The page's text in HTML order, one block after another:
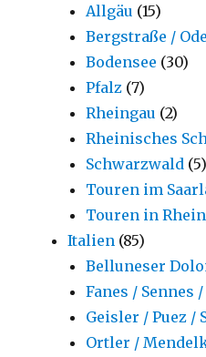
Allgäu (15)
Bergstraße /
Bodensee (30)
Pfalz (7)
Rheingau (2)
Rheinisches
Schwarzwald (5)
Touren im
Touren in
Italien (85)
Belluneser
Fanes / Sennes
Geisler / Puez /
Ortler /